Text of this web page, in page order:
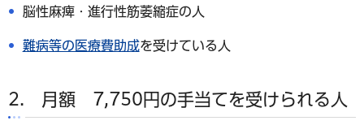
脳性麻痺・進行性筋萎縮症の人
難病等の医療費助成を受けている人
2. 月額 7,750円の手当てを受けられる人